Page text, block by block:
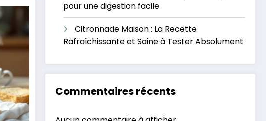
pour une digestion facile
Citronnade Maison : La Recette
Rafraîchissante et Saine à Tester Absolument
Commentaires récents